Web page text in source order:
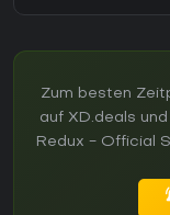
Zum besten
auf XD.deals
Redux - Official